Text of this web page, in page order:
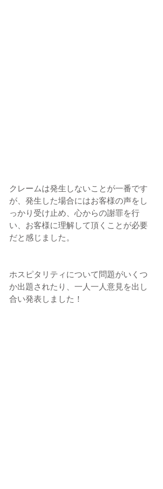
クレームは発生しないことが一番です
が、発生した場合にはお客様の声をし
っかり受け止め、心からの謝罪を行
い、お客様に理解して頂くことが必要
だと感じました。
ホスピタリティについて問題がいくつ
か出題されたり、一人一人意見を出し
合い発表しました！